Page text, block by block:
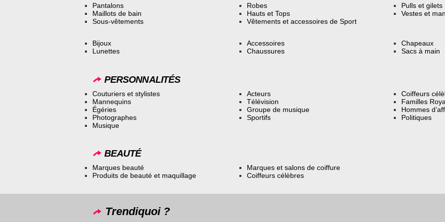
Pantalons
Maillots de bain
Sous-vêtements
Robes
Hauts et Tops
Vêtements et accessoires de Sport
Pulls et gilets
Vestes et
Bijoux
Lunettes
Accessoires
Chaussures
Chapeaux
Sacs à main
PERSONNALITÉS
Couturiers et stylistes
Mannequins
Égéries
Photographes
Musique
Acteurs
Télévision
Groupe de musique
Sportifs
Coiffeurs
Familles
Hommes
Politiques
BEAUTÉ
Marques beauté
Produits de beauté et maquillage
Marques et salons de coiffure
Coiffeurs célèbres
Trendiquoi ?